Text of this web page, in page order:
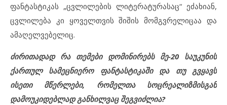
ფანტასტიკას „ცვლილების ლიტერატურასაც“ ეძახიან,
ცვლილება კი ყოველთვის შიშის მომგვრელიცაა და
ამაღელვებელიც.
ძირითადად რა თემები დომინირებს მე-20 საუკუნის
ქართულ სამეცნიერო ფანტასტიკაში და თუ გვყავს
ისეთი მწერლები, რომელთა სოცრეალიზმისგან
დამოუკიდებლად განხილვაც შეგვიძლია?